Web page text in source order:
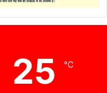
25 ℃